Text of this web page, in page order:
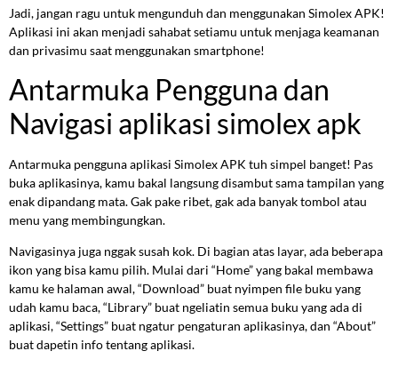
Jadi, jangan ragu untuk mengunduh dan menggunakan Simolex APK!
Aplikasi ini akan menjadi sahabat setiamu untuk menjaga keamanan
dan privasimu saat menggunakan smartphone!
Antarmuka Pengguna dan
Navigasi aplikasi simolex apk
Antarmuka pengguna aplikasi Simolex APK tuh simpel banget! Pas
buka aplikasinya, kamu bakal langsung disambut sama tampilan yang
enak dipandang mata. Gak pake ribet, gak ada banyak tombol atau
menu yang membingungkan.
Navigasinya juga nggak susah kok. Di bagian atas layar, ada beberapa
ikon yang bisa kamu pilih. Mulai dari “Home” yang bakal membawa
kamu ke halaman awal, “Download” buat nyimpen file buku yang
udah kamu baca, “Library” buat ngeliatin semua buku yang ada di
aplikasi, “Settings” buat ngatur pengaturan aplikasinya, dan “About”
buat dapetin info tentang aplikasi.